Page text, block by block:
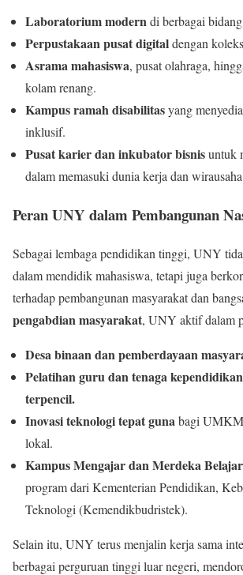
Laboratorium moderndi berbagai
Perpustakaan pusat digitaldengan
Asrama mahasiswa, pusat olahraga,
kolam renang.
Kampus ramah disabilitasyang
inklusif.
Pusat karier dan inkubator bisnisuntuk
dalam memasuki dunia kerja dan
Peran UNY dalam Pembangunan
Sebagai lembaga pendidikan tinggi, UNY
dalam mendidik mahasiswa, tetapi juga
terhadap pembangunan masyarakat dan
pengabdian masyarakat, UNY aktif dalam
Desa binaan dan pemberdayaan
Pelatihan guru dan tenaga
terpencil.
Inovasi teknologi tepat gunabagi
lokal.
Kampus Mengajar dan Merdeka Belajar
program dari Kementerian Pendidikan,
Teknologi (Kemendikbudristek).
Selain itu, UNY terus menjalin kerja sama
berbagai perguruan tinggi luar negeri,